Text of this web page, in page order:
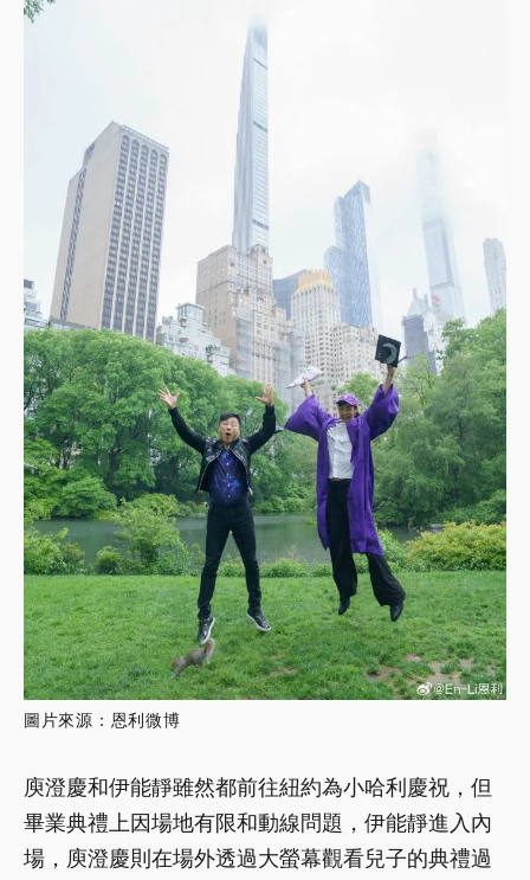
圖片來源：恩利微博
庾澄慶和伊能靜雖然都前往紐約為小哈利慶祝，但
畢業典禮上因場地有限和動線問題，伊能靜進入內
場，庾澄慶則在場外透過大螢幕觀看兒子的典禮過